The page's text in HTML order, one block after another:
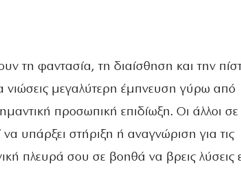
τη φαντασία, τη διαίσθηση και την
νιώσεις μεγαλύτερη έμπνευση γύρω από
προσωπική επιδίωξη. Οι άλλοι σε
να υπάρξει στήριξη ή αναγνώριση για τις
πλευρά σου σε βοηθά να βρεις λύσεις